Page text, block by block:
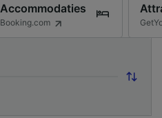
Accommodaties
Booking.com